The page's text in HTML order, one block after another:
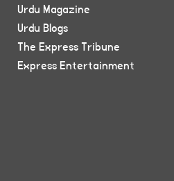
Urdu Magazine
Urdu Blogs
The Express Tribune
Express Entertainment